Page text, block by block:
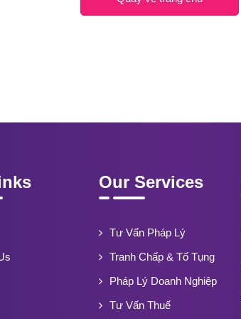
Our Services
Tư Vấn Pháp Lý
Tranh Chấp & Tố Tụng
Pháp Lý Doanh Nghiệp
Tư Vấn Thuế